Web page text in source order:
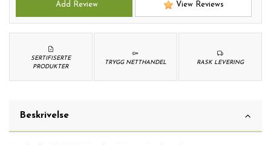
Add Review View Reviews
RASK LEVERING
TRYGG NETTHANDEL
SERTIFISERTE
PRODUKTER
Beskrivelse